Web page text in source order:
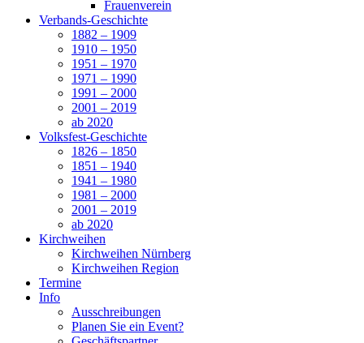
Frauenverein
Verbands-Geschichte
1882 – 1909
1910 – 1950
1951 – 1970
1971 – 1990
1991 – 2000
2001 – 2019
ab 2020
Volksfest-Geschichte
1826 – 1850
1851 – 1940
1941 – 1980
1981 – 2000
2001 – 2019
ab 2020
Kirchweihen
Kirchweihen Nürnberg
Kirchweihen Region
Termine
Info
Ausschreibungen
Planen Sie ein Event?